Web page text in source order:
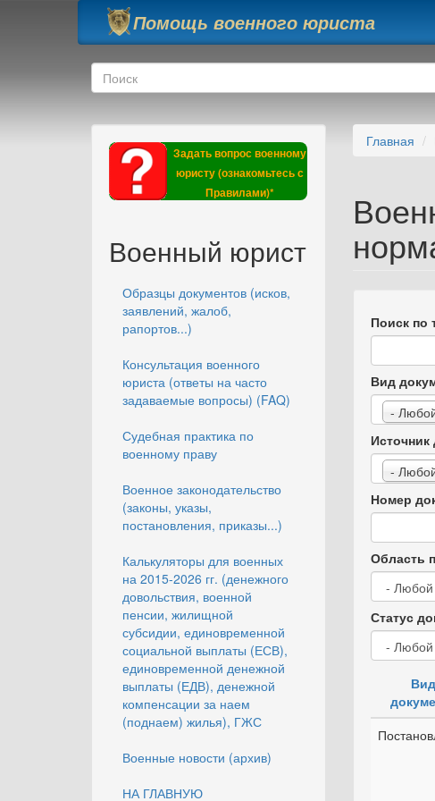
Перейти к основному содержанию
Помощь военного юриста
Форма поиска
Поиск
Задать вопрос военному
юристу (ознакомьтесь с
Правилами)*
Военный юрист
Образцы документов (исков,
заявлений, жалоб,
рапортов...)
Консультация военного
юриста (ответы на часто
задаваемые вопросы) (FAQ)
Судебная практика по
военному праву
Военное законодательство
(законы, указы,
постановления, приказы...)
Калькуляторы для военных
на 2015-2026 гг. (денежного
довольствия, военной
пенсии, жилищной
субсидии, единовременной
социальной выплаты (ЕСВ),
единовременной денежной
выплаты (ЕДВ), денежной
компенсации за наем
(поднаем) жилья), ГЖС
Военные новости (архив)
НА ГЛАВНУЮ
Главная
Поиск по
Вид
-
Источник
-
Номер
Область
Статус
Вид